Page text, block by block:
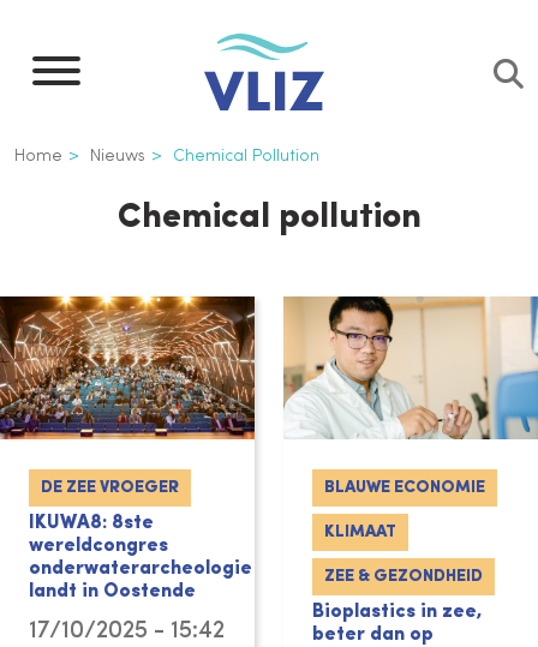
naar
inhoud
Kruimelpad
Home Nieuws Chemical Pollution
Chemical pollution
DE ZEE VROEGER
IKUWA8: 8ste
wereldcongres
onderwaterarcheologie
landt in Oostende
17/10/2025 - 15:42
BLAUWE ECONOMIE
KLIMAAT
ZEE & GEZONDHEID
Bioplastics in zee,
beter dan op